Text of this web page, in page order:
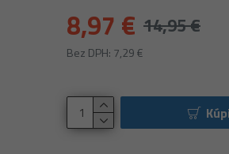
8,97 € 14,95 €
Bez DPH: 7,29 €